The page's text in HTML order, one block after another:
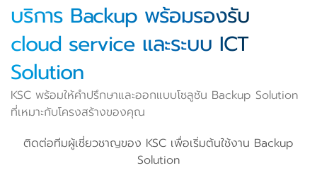
บริการ Backup พร้อมรองรับ
cloud service และระบบ ICT
Solution
KSC พร้อมให้คำปรึกษาและออกแบบโซลูชัน Backup Solution
ที่เหมาะกับโครงสร้างของคุณ
ติดต่อทีมผู้เชี่ยวชาญของ KSC เพื่อเริ่มต้นใช้งาน Backup
Solution